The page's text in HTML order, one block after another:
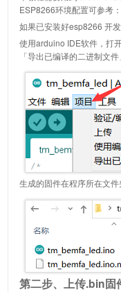
ESP8266环境配置可参考
如果已安装好esp8266 开
使用arduino IDE软件，打
「导出已编译的二进制文
生成的固件在程序所在文件
第二步、上传.bin固